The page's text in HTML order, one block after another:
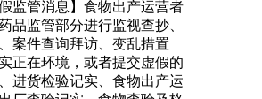
假监管消息】食物出产运营者
品监管部分进行监视查抄、
案件查询拜访、变乱措置
正在环境，或者提交虚假的
进货检验记实、食物出产运